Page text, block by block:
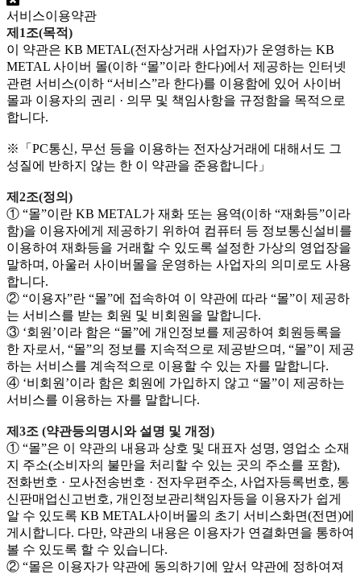
서비스이용약관
제1조(목적)
이 약관은 KB METAL(전자상거래 사업자)가 운영하는 KB
METAL 사이버 몰(이하 “몰”이라 한다)에서 제공하는 인터넷
관련 서비스(이하 “서비스”라 한다)를 이용함에 있어 사이버
몰과 이용자의 권리 · 의무 및 책임사항을 규정함을 목적으로
합니다.
※「PC통신, 무선 등을 이용하는 전자상거래에 대해서도 그
성질에 반하지 않는 한 이 약관을 준용합니다」
제2조(정의)
① “몰”이란 KB METAL가 재화 또는 용역(이하 “재화등”이라
함)을 이용자에게 제공하기 위하여 컴퓨터 등 정보통신설비를
이용하여 재화등을 거래할 수 있도록 설정한 가상의 영업장을
말하며, 아울러 사이버몰을 운영하는 사업자의 의미로도 사용
합니다.
② “이용자”란 “몰”에 접속하여 이 약관에 따라 “몰”이 제공하
는 서비스를 받는 회원 및 비회원을 말합니다.
③ ‘회원’이라 함은 “몰”에 개인정보를 제공하여 회원등록을
한 자로서, “몰”의 정보를 지속적으로 제공받으며, “몰”이 제공
하는 서비스를 계속적으로 이용할 수 있는 자를 말합니다.
④ ‘비회원’이라 함은 회원에 가입하지 않고 “몰”이 제공하는
서비스를 이용하는 자를 말합니다.
제3조 (약관등의명시와 설명 및 개정)
① “몰”은 이 약관의 내용과 상호 및 대표자 성명, 영업소 소재
지 주소(소비자의 불만을 처리할 수 있는 곳의 주소를 포함),
전화번호 · 모사전송번호 · 전자우편주소, 사업자등록번호, 통
신판매업신고번호, 개인정보관리책임자등을 이용자가 쉽게
알 수 있도록 KB METAL사이버몰의 초기 서비스화면(전면)에
게시합니다. 다만, 약관의 내용은 이용자가 연결화면을 통하여
볼 수 있도록 할 수 있습니다.
② “몰은 이용자가 약관에 동의하기에 앞서 약관에 정하여져